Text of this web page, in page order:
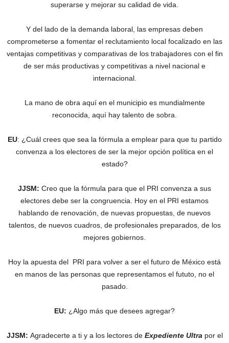
superarse y mejorar su calidad de vida.
Y del lado de la demanda laboral, las empresas deben
comprometerse a fomentar el reclutamiento local focalizado en las
ventajas competitivas y comparativas de los trabajadores con el fin
de ser más productivas y competitivas a nivel nacional e
internacional.
La mano de obra aquí en el municipio es mundialmente
reconocida, aquí hay talento de sobra.
EU: ¿Cuál crees que sea la fórmula a emplear para que tu partido
convenza a los electores de ser la mejor opción política en el
estado?
JJSM: Creo que la fórmula para que el PRI convenza a sus
electores debe ser la congruencia. Hoy en el PRI estamos
hablando de renovación, de nuevas propuestas, de nuevos
talentos, de nuevos cuadros, de profesionales preparados, de los
mejores gobiernos.
Hoy la apuesta del PRI para volver a ser el futuro de México está
en manos de las personas que representamos el fututo, no el
pasado.
EU: ¿Algo más que desees agregar?
JJSM: Agradecerte a ti y a los lectores de Expediente Ultra por el